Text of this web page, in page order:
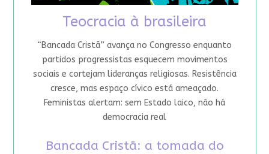
Teocracia à brasileira
“Bancada Cristã” avança no Congresso enquanto
partidos progressistas esquecem movimentos
sociais e cortejam lideranças religiosas. Resistência
cresce, mas espaço cívico está ameaçado.
Feministas alertam: sem Estado laico, não há
democracia real
Bancada Cristã: a tomada do